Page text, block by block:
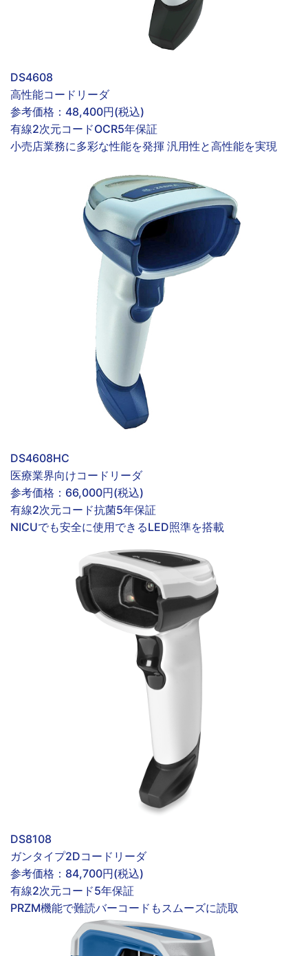
DS4608
高性能コードリーダ
参考価格： 48,400円(税込)
有線2次元コードOCR5年保証
小売店業務に多彩な性能を発揮 汎用性と高性能を実現
DS4608HC
医療業界向けコードリーダ
参考価格： 66,000円(税込)
有線2次元コード抗菌5年保証
NICUでも安全に使用できるLED照準を搭載
DS8108
ガンタイプ2Dコードリーダ
参考価格： 84,700円(税込)
有線2次元コード5年保証
PRZM機能で難読バーコードもスムーズに読取